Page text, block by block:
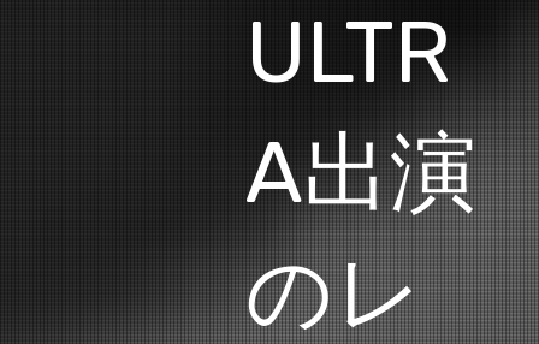
ULTR
A出演
のレ